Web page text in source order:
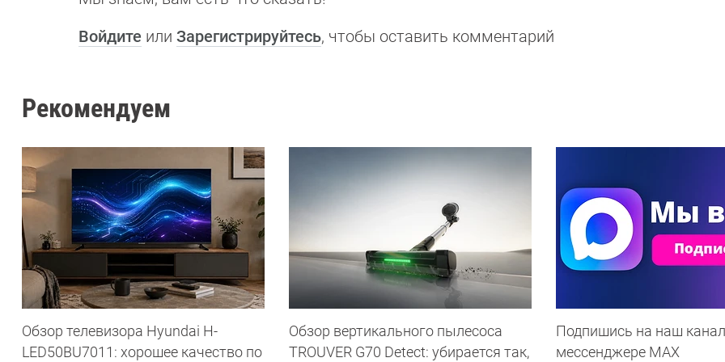
Войдите или Зарегистрируйтесь, чтобы оставить комментарий
Рекомендуем
Обзор телевизора Hyundai H-
LED50BU7011: хорошее качество по
Обзор вертикального пылесоса
TROUVER G70 Detect: убирается так,
Подпишись на наш
мессенджере МАХ